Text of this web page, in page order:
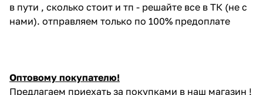
в пути , сколько стоит и тп - решайте все в ТК (не с
нами). отправляем только по 100% предоплате
Оптовому покупателю!
Предлагаем приехать за покупками в наш магазин !